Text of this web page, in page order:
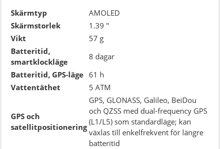
Skärmtyp
AMOLED
Skärmstorlek
1.39 "
Vikt
57 g
Batteritid,
smartklockläge
8 dagar
Batteritid, GPS-läge 61 h
Vattentäthet
5 ATM
GPS och
satellitpositionering
GPS, GLONASS, Galileo, BeiDou
och QZSS med dual-frequency GPS
(L1/L5) som standardläge; kan
växlas till enkelfrekvent för längre
batteritid